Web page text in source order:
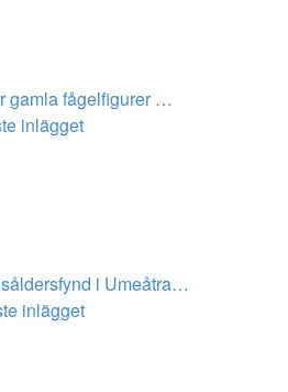
gamla fågelfigurer …
inlägget
i Umeåtra…
inlägget